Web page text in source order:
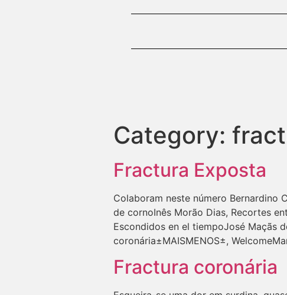
Category:
Fractura Exposta
Colaboram neste número Bernardino
de cornoInês Morão Dias, Recortes
Escondidos en el tiempoJosé Maçãs
coronária±MAISMENOS±,
Fractura coronária